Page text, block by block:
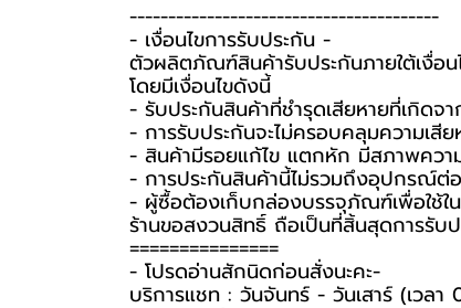
----------------------------------------
-️ เงื่อนไขการรับประกัน -️
ตัวผลิตภัณฑ์สินค้ารับประกันภายใต้เงื่อน
โดยมีเงื่อนไขดังนี้
- รับประกันสินค้าที่ชำรุดเสียหายที่เกิดจ
- การรับประกันจะไม่ครอบคลุมความเ
- สินค้ามีรอยแก้ไข แตกหัก มีสภาพคว
- การประกันสินค้านี้ไม่รวมถึงอุปกรณ์ต่
-️ ผู้ซื้อต้องเก็บกล่องบรรจุภัณฑ์เพื่อใช้ใ
ร้านขอสงวนสิทธิ์ ถือเป็นที่สิ้นสุดการรับ
===============
-️ โปรดอ่านสักนิดก่อนสั่งนะคะ-️
บริการแชท : วันจันทร์ - วันเสาร์ (เวล